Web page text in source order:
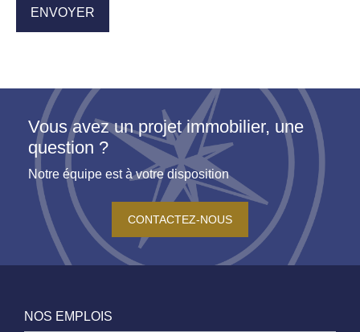
Vous avez un projet immobilier, une
question ?
Notre équipe est à votre disposition
CONTACTEZ-NOUS
NOS EMPLOIS